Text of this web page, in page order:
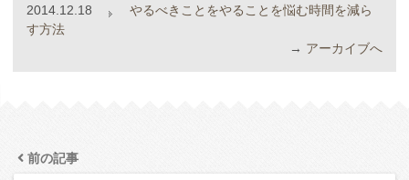
2014.12.18
やるべきことをやることを悩む時間を減ら
す方法
→ アーカイブへ
前の記事